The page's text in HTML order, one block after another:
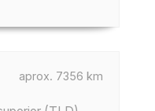
aprox. 7356 km